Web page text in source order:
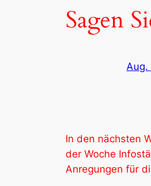
Sagen
Aug.
In den nächsten
der Woche
Anregungen für